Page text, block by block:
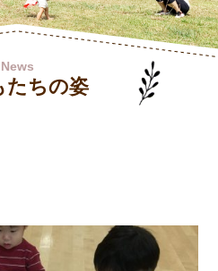
News
たちの姿